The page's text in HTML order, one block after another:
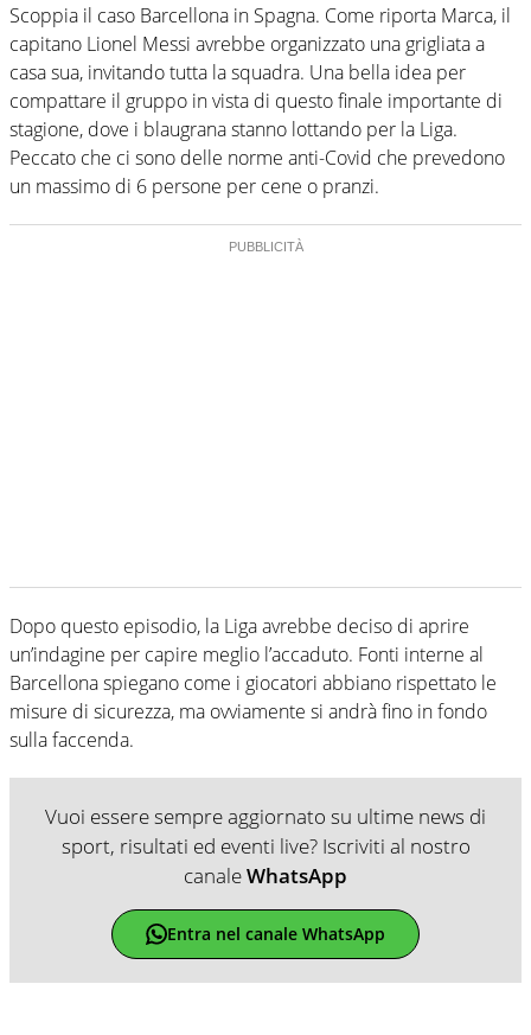
Scoppia il caso Barcellona in Spagna. Come riporta Marca, il
capitano Lionel Messi avrebbe organizzato una grigliata a
casa sua, invitando tutta la squadra. Una bella idea per
compattare il gruppo in vista di questo finale importante di
stagione, dove i blaugrana stanno lottando per la Liga.
Peccato che ci sono delle norme anti-Covid che prevedono
un massimo di 6 persone per cene o pranzi.
Dopo questo episodio, la Liga avrebbe deciso di aprire
un’indagine per capire meglio l’accaduto. Fonti interne al
Barcellona spiegano come i giocatori abbiano rispettato le
misure di sicurezza, ma ovviamente si andrà fino in fondo
sulla faccenda.
Vuoi essere sempre aggiornato su ultime news di
sport, risultati ed eventi live? Iscriviti al nostro
canaleWhatsApp
Entra nel canale WhatsApp